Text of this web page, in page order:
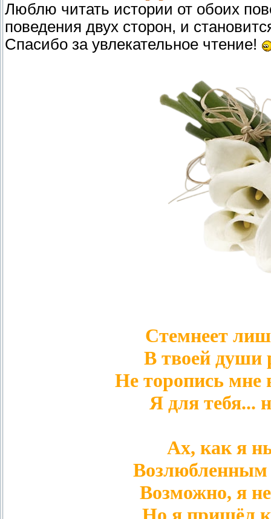
Люблю читать истории от обоих
поведения двух сторон, и
Спасибо за увлекательное чтение!
Стемнеет
В твоей души
Не торопись
Я для тебя...
Ах, как я
Возможно, я